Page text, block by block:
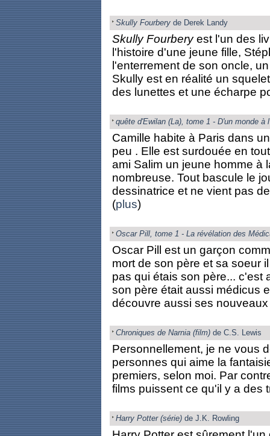
Skully Fourberyde Derek Landy
Skully Fourberyest l'un des
l'histoire d'une jeune fille,
l'enterrement de son oncle,
Skully est en réalité un
des lunettes et une écharpe
quête d'Ewilan (La), tome 1 - D'un monde à
Camille habite à Paris dans
peu . Elle est surdouée en
ami Salim un jeune homme à
nombreuse. Tout bascule le
dessinatrice et ne vient pas
(plus)
Oscar Pill, tome 1 - La révélation des
Oscar Pill est un garçon
mort de son père et sa soeur
pas qui étais son père... c'est
son père était aussi médicus
découvre aussi ses
Chroniques de Narnia (film)de C.S. Lewis
Personnellement, je ne vous
personnes qui aime la
premiers, selon moi. Par
films puissent ce qu'il y a des
Harry Potter (série)de J.K. Rowling